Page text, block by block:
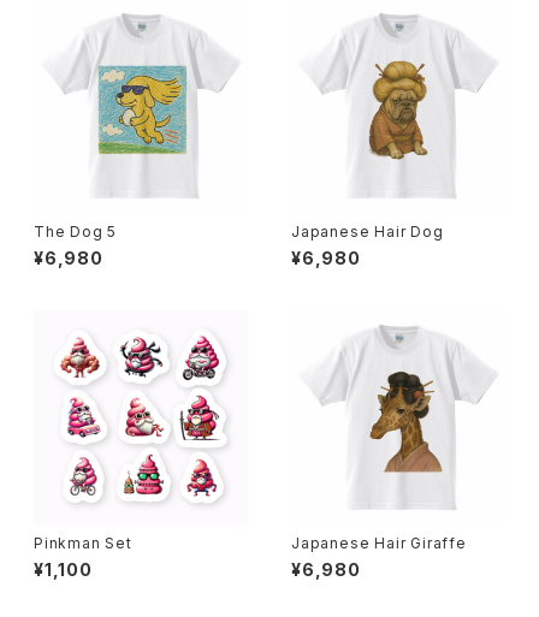
The Dog 5
¥6,980
Japanese Hair Dog
¥6,980
Pinkman Set
¥1,100
Japanese Hair Giraffe
¥6,980